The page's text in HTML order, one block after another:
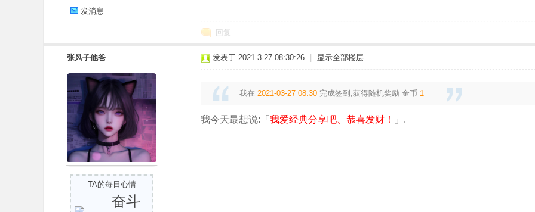
发消息
回复
张风子他爸
TA的每日心情
奋斗
发表于 2021-3-27 08:30:26 显示全部楼层
我在 2021-03-27 08:30 完成签到,获得随机奖励 金币 1
我今天最想说:「 我爱经典分享吧、恭喜发财！ 」.